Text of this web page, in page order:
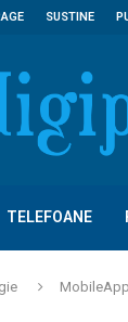
SUSTINE
TELEFOANE